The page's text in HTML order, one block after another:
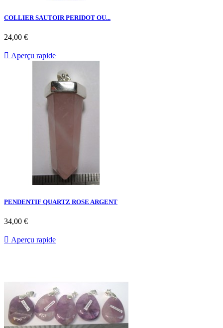
COLLIER SAUTOIR PERIDOT OU...
24,00 €
 Aperçu rapide
PENDENTIF QUARTZ ROSE ARGENT
34,00 €
 Aperçu rapide